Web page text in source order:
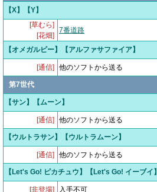
【X】【Y】
[草むら]
[花畑]
7番道路
【オメガルビー】【アルファサファイア】
[通信] 他のソフトから送る
第7世代
【サン】【ムーン】
[通信] 他のソフトから送る
【ウルトラサン】【ウルトラムーン】
[通信] 他のソフトから送る
【Let's Go! ピカチュウ】【Let's Go! イーブイ】
[非登場] 入手不可